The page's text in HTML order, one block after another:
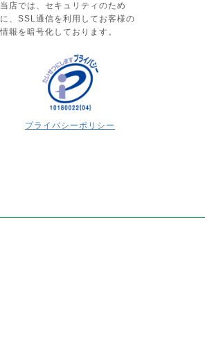
当店では、セキュリティのため
に、SSL通信を利用してお客様の
情報を暗号化しております。
プライバシーポリシー